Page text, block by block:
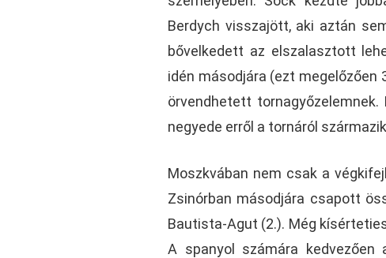
Berdych visszajött, aki aztán
bővelkedett az elszalasztott
idén másodjára (ezt megelőzően
örvendhetett
negyede erről a tornáról
Moszkvában nem csak a
Zsinórban másodjára csapott
Bautista-Agut (2.). Még
A spanyol számára